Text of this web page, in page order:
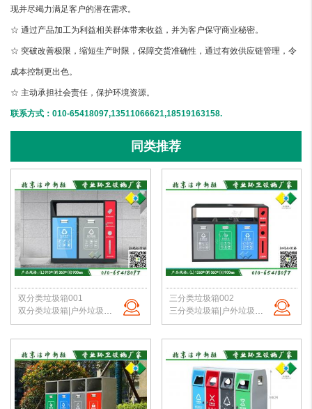
现并尽竭力满足客户的潜在需求。
☆ 通过产品加工为利益相关群体带来收益，并为客户保守商业秘密。
☆ 突破改善极限，缩短生产时限，保障交货准确性，通过有效供应链管理，令
成本控制更出色。
☆ 主动承担社会责任，保护环境资源。
联系方式：010-65418097,13511066621,18519163158.
同类推荐
双分类垃圾箱001
双分类垃圾箱|户外垃圾桶|钢板垃圾桶|公园垃圾桶|垃圾桶定制|北京厂家直销
三分类垃圾箱002
三分类垃圾箱|户外垃圾桶|钢板垃圾桶|公园垃圾桶|垃圾桶定制|北京厂家直销